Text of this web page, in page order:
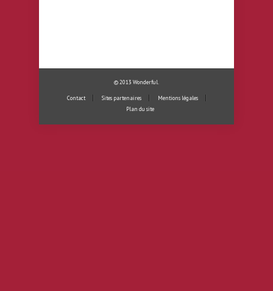
© 2013 Wonderful
Contact Sites partenaires
Mentions légales
Plan du site